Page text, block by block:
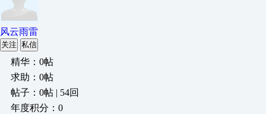
风云雨雷
关注 私信
精华：0帖
求助：0帖
帖子：0帖 | 54回
年度积分：0